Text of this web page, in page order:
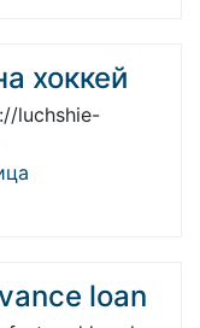
хоккей
luchshie-
loan